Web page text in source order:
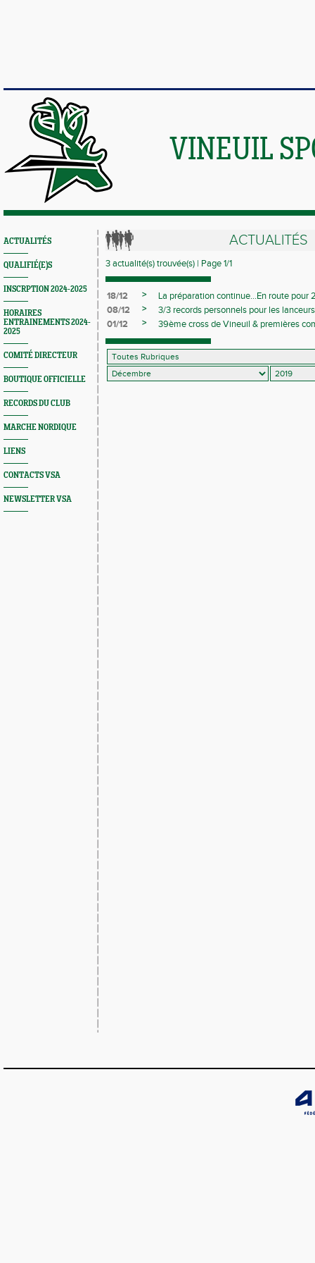
VINEUIL
ACTUALITÉS
QUALIFIÉ(E)S
INSCRPTION 2024-2025
HORAIRES
ENTRAINEMENTS 2024-
2025
COMITÉ DIRECTEUR
BOUTIQUE OFFICIELLE
RECORDS DU CLUB
MARCHE NORDIQUE
LIENS
CONTACTS VSA
NEWSLETTER VSA
ACTUALITÉS
3 actualité(s) trouvée(s) | Page 1/1
18/12 >
La préparation continue...En route pour
08/12
>
3/3 records personnels pour les
01/12
> 39ème cross de Vineuil & premières